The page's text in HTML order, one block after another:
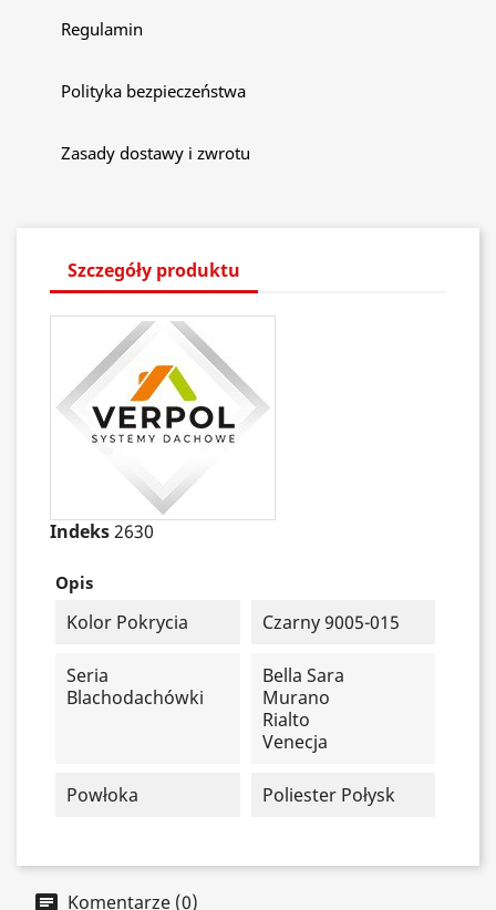
Regulamin
Polityka bezpieczeństwa
Zasady dostawy i zwrotu
Szczegóły produktu
Indeks2630
Opis
Kolor Pokrycia Czarny 9005-015
Seria
Blachodachówki
Bella Sara
Murano
Rialto
Venecja
Powłoka Poliester Połysk
Komentarze (0)